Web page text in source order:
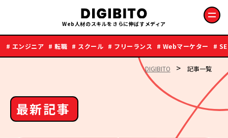
Web人材のスキルをさらに伸ばすメディア
# エンジニア # 転職 # スクール # フリーランス # Webマーケター #
DIGIBITO > 記事一覧
最新記事